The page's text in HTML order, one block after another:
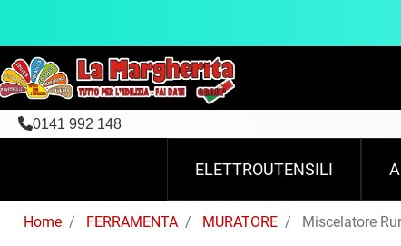
0141 992 148
ELETTROUTENSILI
Home FERRAMENTA MURATORE Miscelatore